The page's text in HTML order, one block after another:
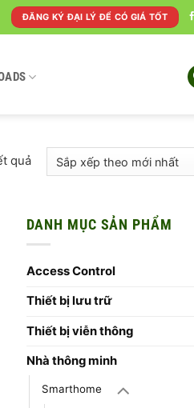
ĐĂNG KÝ ĐẠI LÝ ĐỂ CÓ GIÁ TỐT
quảĐã
sắp
mới
DANH MỤC SẢN PHẨM
Access Control
Thiết bị lưu trữ
Thiết bị viễn thông
Nhà thông minh
Smarthome